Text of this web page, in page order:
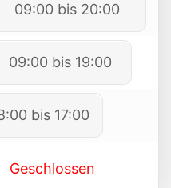
09:00 bis 20:00
09:00 bis 19:00
bis 17:00
Geschlossen